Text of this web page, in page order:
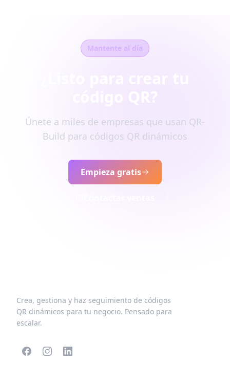
Mantente al día
Únete a miles de empresas que usan QR-
Build para códigos QR dinámicos
Empieza gratis
Crea, gestiona y haz seguimiento de códigos
QR dinámicos para tu negocio. Pensado para
escalar.